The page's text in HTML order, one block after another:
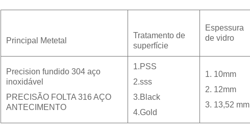
Principal Metetal
Tratamento de
superfície
Espessura
de vidro
Precision fundido 304 aço
inoxidável
PRECISÃO FOLTA 316 AÇO
ANTECIMENTO
1.PSS
2.sss
3.Black
4.Gold
1. 10mm
2. 12mm
3. 13,52 mm